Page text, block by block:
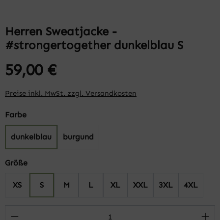
Herren Sweatjacke -
#strongertogether dunkelblau S
59,00 €
Preise inkl. MwSt. zzgl. Versandkosten
Farbeauswählen
dunkelblau burgund
Größeauswählen
XS S M L XL XXL 3XL 4XL
Produkt Anzahl: Gib den gewünschten